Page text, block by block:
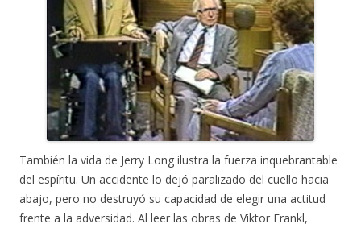
También la vida de Jerry Long ilustra la fuerza inquebrantable
del espíritu. Un accidente lo dejó paralizado del cuello hacia
abajo, pero no destruyó su capacidad de elegir una actitud
frente a la adversidad. Al leer las obras de Viktor Frankl,